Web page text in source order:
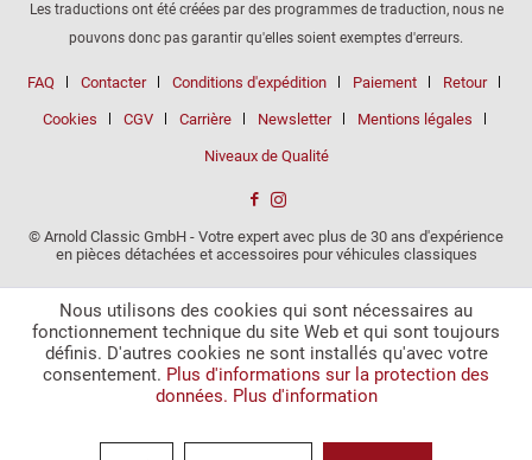
Les traductions ont été créées par des programmes de traduction, nous ne
pouvons donc pas garantir qu'elles soient exemptes d'erreurs.
FAQ Contacter Conditions d'expédition Paiement Retour
Cookies CGV Carrière Newsletter Mentions légales
Niveaux de Qualité
© Arnold Classic GmbH - Votre expert avec plus de 30 ans d'expérience
en pièces détachées et accessoires pour véhicules classiques
Nous utilisons des cookies qui sont nécessaires au
fonctionnement technique du site Web et qui sont toujours
définis. D'autres cookies ne sont installés qu'avec votre
consentement. Plus d'informations sur la protection des
données. Plus d'information